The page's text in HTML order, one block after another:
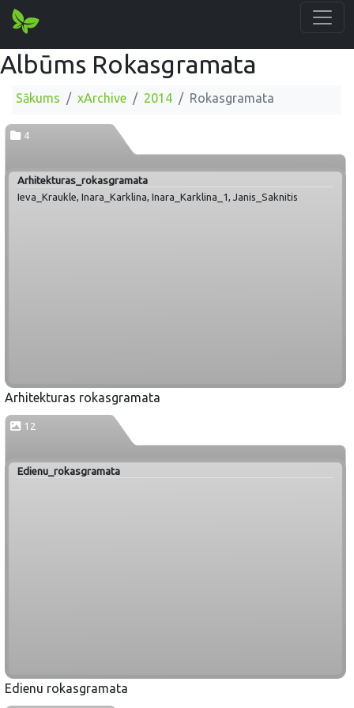
Albūms Rokasgramata
Sākums xArchive 2014 Rokasgramata
4
Arhitekturas_rokasgramata
Ieva_Kraukle, Inara_Karklina, Inara_Karklina_1, Janis_Saknitis
Arhitekturas rokasgramata
12
Edienu_rokasgramata
Edienu rokasgramata